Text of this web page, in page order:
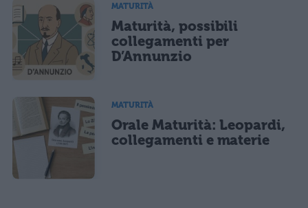
MATURITÀ
Maturità, possibili
collegamenti per
D’Annunzio
MATURITÀ
Orale Maturità: Leopardi,
collegamenti e materie